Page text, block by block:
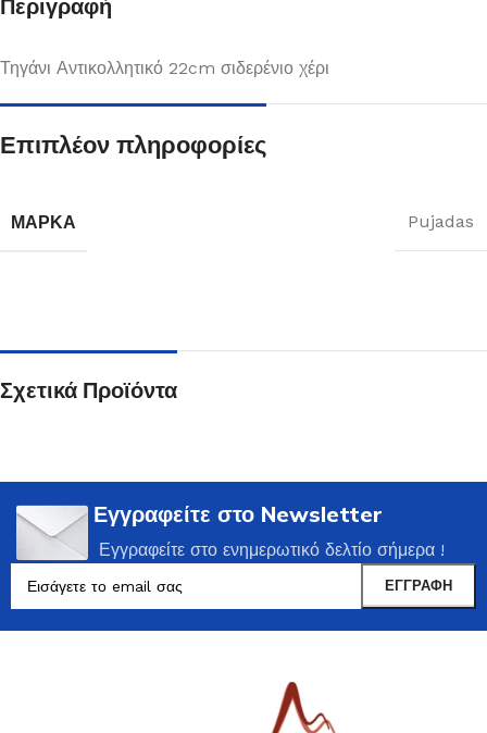
Περιγραφή
Τηγάνι Αντικολλητικό 22cm σιδερένιο χέρι
Επιπλέον πληροφορίες
ΜΆΡΚΑ Pujadas
Σχετικά Προϊόντα
Εγγραφείτε στο Newsletter
Εγγραφείτε στο ενημερωτικό δελτίο σήμερα !